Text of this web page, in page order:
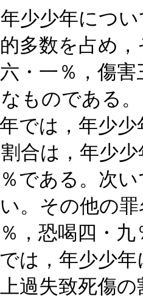
少少年につい
多数を占め
・一％，傷
ものである。
では，年少少
合は，年少
である。次
。その他の
，恐喝四・
は，年少少
過失致死傷